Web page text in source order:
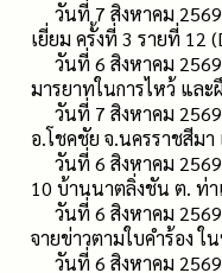
วันที่ 7 สิงหาคม
เยี่ยม ครั้งที่ 3 รายที่ 12
วันที่ 6 สิงหาคม
มารยาทในการไหว้ และ
วันที่ 7 สิงหาคม
อ.โชคชัย จ.นครราชสีม
วันที่ 6 สิงหาคม
10 บ้านนาตลิ่งชัน ต. ท่า
วันที่ 6 สิงหาคม
จายข่าวตามใบคำร้อง
วันที่ 6 สิงหาคม